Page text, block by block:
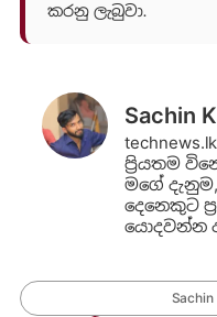
කරනු ලැබුවා.
Sachin
ප්‍රියතම
මගේ
දෙනෙකුට
යොදවන්න